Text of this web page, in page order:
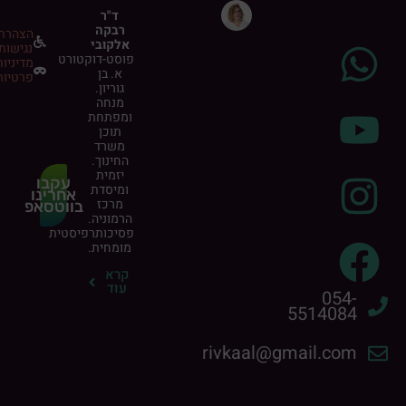
ד"ר
רבקה
אלקובי
פוסט-דוקטורט
א. בן
גוריון.
מנחה
ומפתחת
תוכן
משרד
החינוך.
יזמית
ומיסדת
מרכז
הרמוניה.
פסיכותרפיסטית
מומחית.
קרא
עוד 054-
5514084
rivkaal@gmail.com
עקבו
אחרינו
בווטסאפ
הצהרת
נגישות
מדיניות
פרטיות